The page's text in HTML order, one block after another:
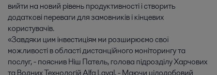
вийти на новий рівень продуктивності і створить
додаткові переваги для замовників і кінцевих
користувачів.
«Завдяки цим інвестиціям ми розширюємо свої
можливості в області дистанційного моніторингу та
послуг, - пояснив Ніш Патель, голова підрозділу Харчових